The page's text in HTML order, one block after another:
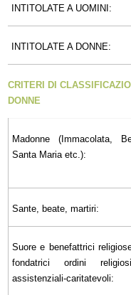
INTITOLATE A UOMINI:
INTITOLATE A DONNE:
CRITERI DI
DONNE
Madonne (Immacolata,
Santa Maria etc.):
Sante, beate, martiri:
Suore e benefattrici
fondatrici ordini
assistenziali-caritatevoli: